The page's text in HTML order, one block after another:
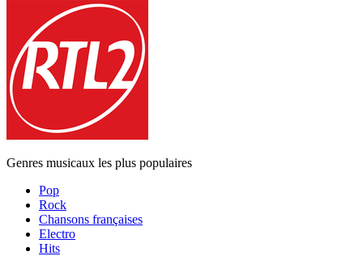
Genres musicaux les plus populaires
Pop
Rock
Chansons françaises
Electro
Hits